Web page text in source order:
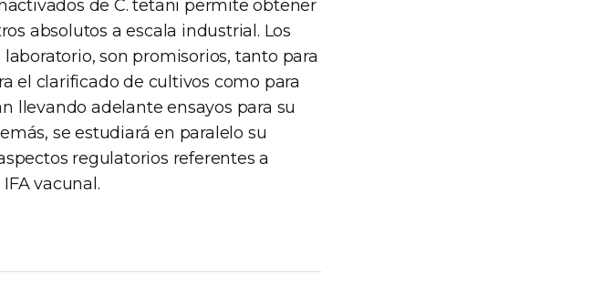
de C. tetani permite obtener
absolutos a escala industrial. Los
son promisorios, tanto para
el clarificado de cultivos como para
llevando adelante ensayos para su
se estudiará en paralelo su
regulatorios referentes a
vacunal.